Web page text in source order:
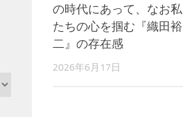
の時代にあって、なお私
たちの心を掴む『織田裕
二』の存在感
2026年6月17日